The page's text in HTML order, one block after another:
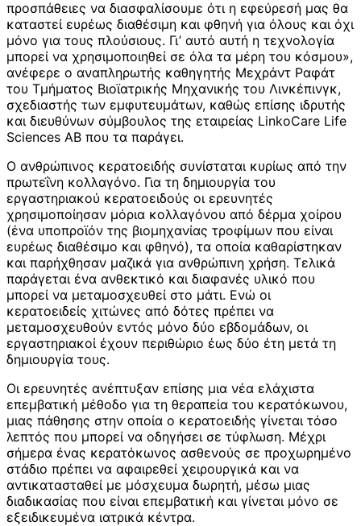
προσπάθειες να διασφαλίσουμε ότι η εφεύρεσή μας θα
καταστεί ευρέως διαθέσιμη και φθηνή για όλους και όχι
μόνο για τους πλούσιους. Γι’ αυτό αυτή η τεχνολογία
μπορεί να χρησιμοποιηθεί σε όλα τα μέρη του κόσμου»,
ανέφερε ο αναπληρωτής καθηγητής Μεχράντ Ραφάτ
του Τμήματος Βιοϊατρικής Μηχανικής του Λινκέπινγκ,
σχεδιαστής των εμφυτευμάτων, καθώς επίσης ιδρυτής
και διευθύνων σύμβουλος της εταιρείας LinkoCare Life
Sciences AB που τα παράγει.
Ο ανθρώπινος κερατοειδής συνίσταται κυρίως από την
πρωτεΐνη κολλαγόνο. Για τη δημιουργία του
εργαστηριακού κερατοειδούς οι ερευνητές
χρησιμοποίησαν μόρια κολλαγόνου από δέρμα χοίρου
(ένα υποπροϊόν της βιομηχανίας τροφίμων που είναι
ευρέως διαθέσιμο και φθηνό), τα οποία καθαρίστηκαν
και παρήχθησαν μαζικά για ανθρώπινη χρήση. Τελικά
παράγεται ένα ανθεκτικό και διαφανές υλικό που
μπορεί να μεταμοσχευθεί στο μάτι. Ενώ οι
κερατοειδείς χιτώνες από δότες πρέπει να
μεταμοσχευθούν εντός μόνο δύο εβδομάδων, οι
εργαστηριακοί έχουν περιθώριο έως δύο έτη μετά τη
δημιουργία τους.
Οι ερευνητές ανέπτυξαν επίσης μια νέα ελάχιστα
επεμβατική μέθοδο για τη θεραπεία του κερατόκωνου,
μιας πάθησης στην οποία ο κερατοειδής γίνεται τόσο
λεπτός που μπορεί να οδηγήσει σε τύφλωση. Μέχρι
σήμερα ένας κερατόκωνος ασθενούς σε προχωρημένο
στάδιο πρέπει να αφαιρεθεί χειρουργικά και να
αντικατασταθεί με μόσχευμα δωρητή, μέσω μιας
διαδικασίας που είναι επεμβατική και γίνεται μόνο σε
εξειδικευμένα ιατρικά κέντρα.